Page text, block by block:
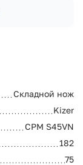
Складной нож
Kizer
CPM S45VN
182
75